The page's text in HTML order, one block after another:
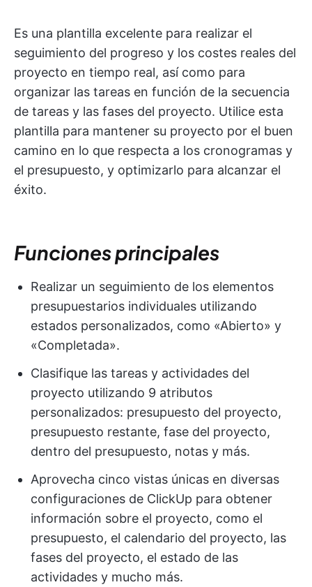
Es una plantilla excelente para realizar el
seguimiento del progreso y los costes reales del
proyecto en tiempo real, así como para
organizar las tareas en función de la secuencia
de tareas y las fases del proyecto. Utilice esta
plantilla para mantener su proyecto por el buen
camino en lo que respecta a los cronogramas y
el presupuesto, y optimizarlo para alcanzar el
éxito.
Funciones principales
Realizar un seguimiento de los elementos
presupuestarios individuales utilizando
estados personalizados, como «Abierto» y
«Completada».
Clasifique las tareas y actividades del
proyecto utilizando 9 atributos
personalizados: presupuesto del proyecto,
presupuesto restante, fase del proyecto,
dentro del presupuesto, notas y más.
Aprovecha cinco vistas únicas en diversas
configuraciones de ClickUp para obtener
información sobre el proyecto, como el
presupuesto, el calendario del proyecto, las
fases del proyecto, el estado de las
actividades y mucho más.